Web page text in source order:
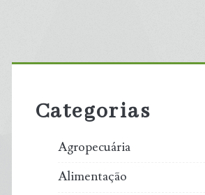
Primary
Sidebar
Categorias
Agropecuária
Alimentação